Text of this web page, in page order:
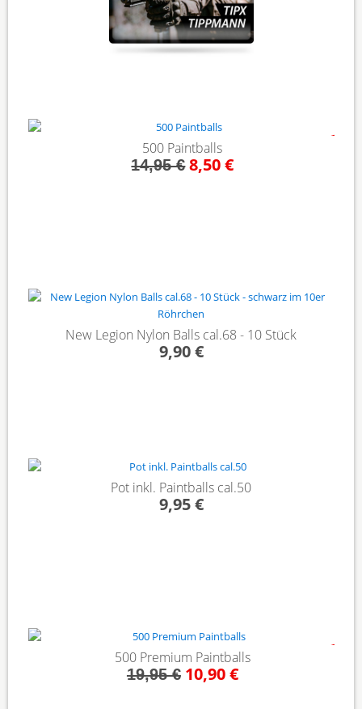
500 Paintballs
14,95 €8,50 €
New Legion Nylon Balls cal.68 - 10 Stück
9,90 €
Pot inkl. Paintballs cal.50
9,95 €
500 Premium Paintballs
19,95 €10,90 €